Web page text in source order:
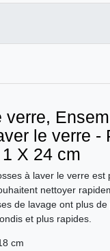
verre,
le verre -
X 24 cm
à laver le verre est
nettoyer
de lavage ont plus
et plus rapides.
cm